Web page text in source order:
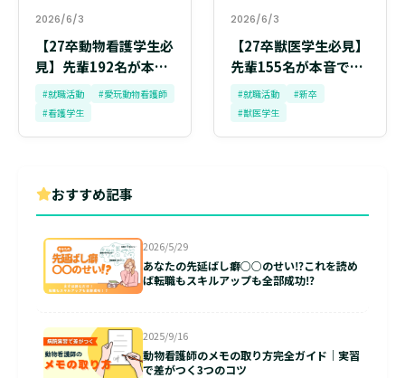
2026/6/3
【27卒動物看護学生必
見】先輩192名が本音
で語る「就活で後悔し
ない動物病院の選び
方」
#就職活動
#愛玩動物看護師
#看護学生
2026/6/3
【27卒獣医学生必見】
先輩155名が本音で語
る「就活で後悔しない
動物病院の選び方」
#就職活動
#新卒
#獣医学生
おすすめ記事
2026/5/29
あなたの先延ばし癖○○のせい⁉これを読め
ば転職もスキルアップも全部成功⁉
2025/9/16
動物看護師のメモの取り方完全ガイド｜実習
で差がつく3つのコツ